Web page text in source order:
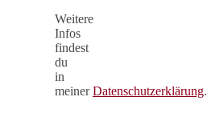
Weitere
Infos
findest
du
in
meinerDatenschutzerklärung.